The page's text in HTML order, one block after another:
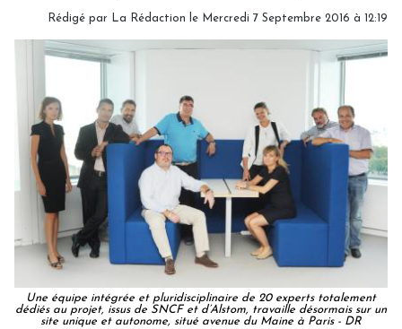
Rédigé par La Rédaction le Mercredi 7 Septembre 2016 à 12:19
Une équipe intégrée et pluridisciplinaire de 20 experts totalement
dédiés au projet, issus de SNCF et d’Alstom, travaille désormais sur un
site unique et autonome, situé avenue du Maine à Paris - DR